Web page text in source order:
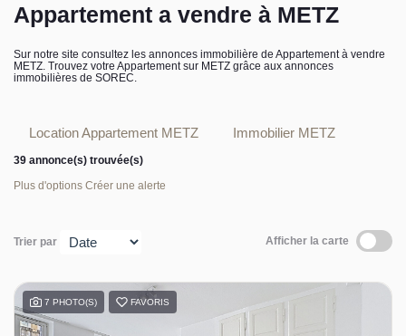
Recrutement
Appartement a vendre à METZ
Sur notre site consultez les annonces immobilière de Appartement à vendre
METZ. Trouvez votre Appartement sur METZ grâce aux annonces
immobilières de SOREC.
Location Appartement METZ Immobilier METZ
39 annonce(s) trouvée(s)
Plus d'options Créer une alerte
Trier par Afficher la carte
7 PHOTO(S) FAVORIS